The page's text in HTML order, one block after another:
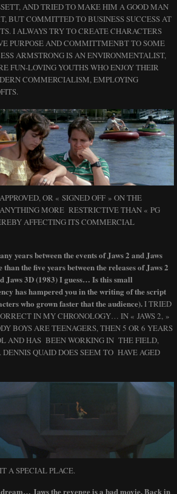
AND TRIED TO MAKE HIM A GOOD MAN
BUT COMMITTED TO BUSINESS SUCCESS AT
I ALWAYS TRY TO CREATE CHARACTERS
PURPOSE AND COMMITTMENBT TO SOME
ARMSTRONG IS AN ENVIRONMENTALIST,
FUN-LOVING YOUTHS WHO ENJOY THEIR
COMMERCIALISM, EMPLOYING
OR « SIGNED OFF » ON THE
MORE RESTRICTIVE THAN « PG
AFFECTING ITS COMMERCIAL
years between the events of Jaws 2 and Jaws
the five years between the releases of Jaws 2
Jaws 3D (1983) I guess… Is this small
has hampered you in the writing of the script
who grown faster that the audience).I TRIED
IN MY CHRONOLOGY… IN « JAWS 2, »
BOYS ARE TEENAGERS, THEN 5 OR 6 YEARS
AND HAS BEEN WORKING IN THE FIELD,
QUAID DOES SEEM TO HAVE AGED
A SPECIAL PLACE.
Jaws the revenge is a bad movie. Back in